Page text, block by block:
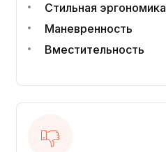
Стильная эргономика
Маневренность
Вместительность